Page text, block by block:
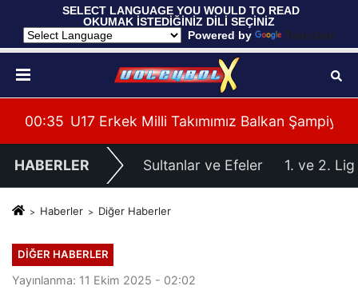
SELECT LANGUAGE YOU WOULD TO READ
OKUMAK İSTEDİĞİNİZ DİLİ SEÇİNİZ
Powered by
Translate
3-1 Mağlup Etti
00:35 U17 Erkek Milli Takımımız Balkan
HABERLER Sultanlar ve Efeler 1. ve 2. Lig
Haberler Diğer Haberler
DIĞER HABERLER
Yayınlanma: 11 Ekim 2025 - 02:02